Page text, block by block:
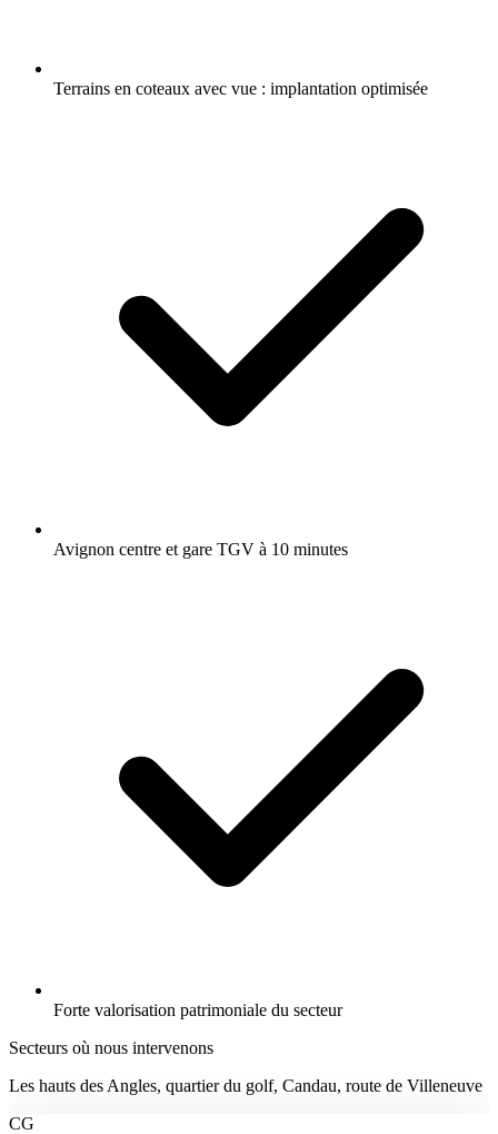
Terrains en coteaux avec vue : implantation optimisée
Avignon centre et gare TGV à 10 minutes
Forte valorisation patrimoniale du secteur
Secteurs où nous intervenons
Les hauts des Angles, quartier du golf, Candau, route de Villeneuve
CG